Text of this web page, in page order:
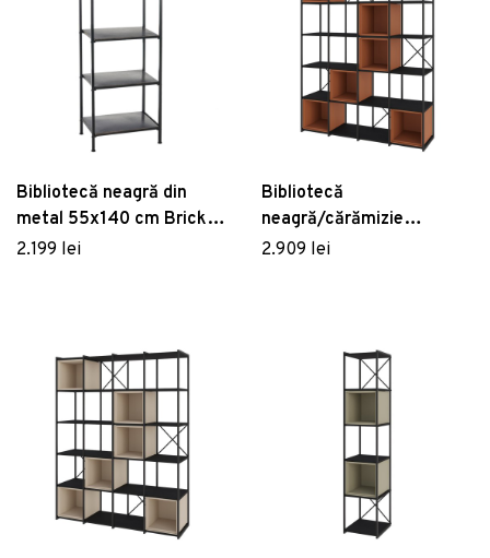
Bibliotecă neagră din
metal 55x140 cm Brick –
Ixia
2.199 lei
Bibliotecă
neagră/cărămizie
140x179 cm Anya –
2.909 lei